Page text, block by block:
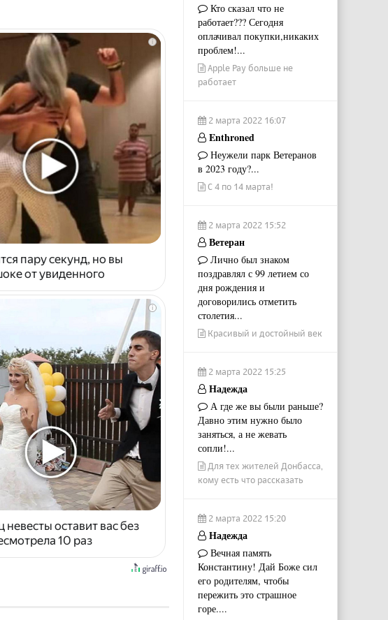
i
пару секунд, но вы
от увиденного
i
невесты оставит вас без
10 раз
Кто сказал что не
работает??? Сегодня
оплачивал покупки,никаких
проблем!...
Apple Pay больше не
работает
2 марта 2022 16:07
Enthroned
Неужели парк Ветеранов
в 2023 году?...
С 4 по 14 марта!
2 марта 2022 15:52
Ветеран
Лично был знаком
поздравлял с 99 летием со
дня рождения и
договорились отметить
столетия...
Красивый и достойный век
2 марта 2022 15:25
Надежда
А где же вы были раньше?
Давно этим нужно было
заняться, а не жевать
сопли!...
Для тех жителей Донбасса,
кому есть что рассказать
2 марта 2022 15:20
Надежда
Вечная память
Константину! Дай Боже сил
его родителям, чтобы
пережить это страшное
горе....